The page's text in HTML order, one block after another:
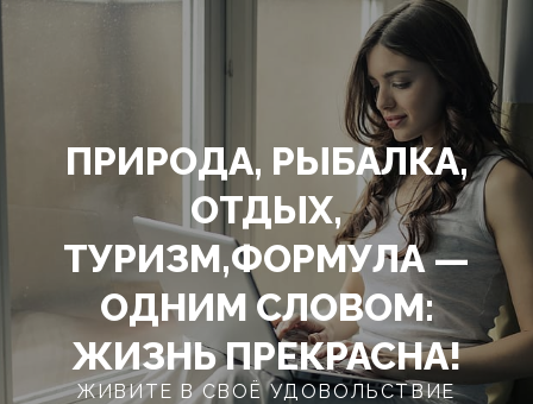
ПРИРОДА, РЫБАЛКА,
ОТДЫХ,
ТУРИЗМ,ФОРМУЛА —
ОДНИМ СЛОВОМ:
ЖИЗНЬ ПРЕКРАСНА!
ЖИВИТЕ В СВОЁ УДОВОЛЬСТВИЕ